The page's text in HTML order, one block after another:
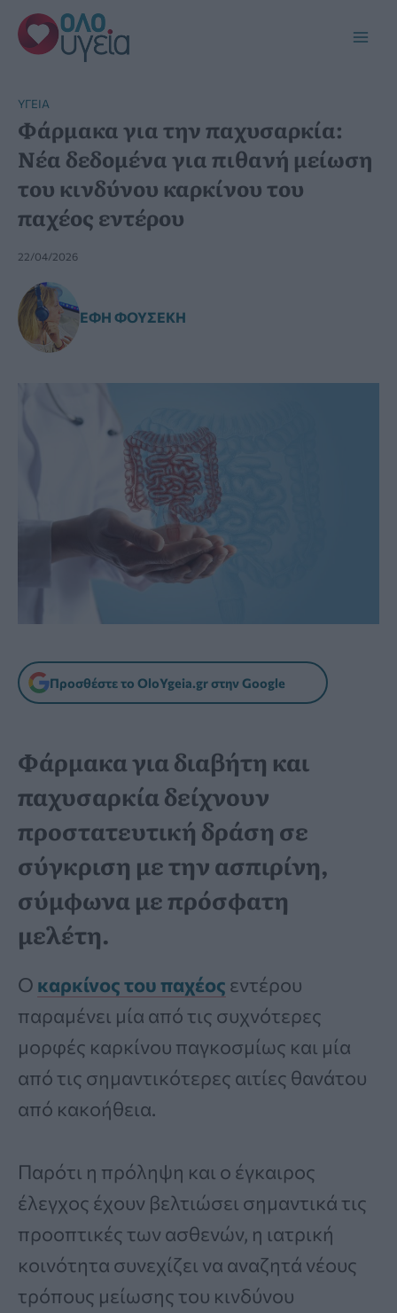
Μετάβαση
στο
περιεχόμενο
YΓΕΊΑ
Φάρμακα για την παχυσαρκία:
Νέα δεδομένα για πιθανή μείωση
του κινδύνου καρκίνου του
παχέος εντέρου
22/04/2026
ΈΦΗ ΦΟΥΣΈΚΗ
Προσθέστε το OloYgeia.gr στην Google
Φάρμακα για διαβήτη και
παχυσαρκία δείχνουν
προστατευτική δράση σε
σύγκριση με την ασπιρίνη,
σύμφωνα με πρόσφατη
μελέτη.
Ο καρκίνος του παχέος εντέρου
παραμένει μία από τις συχνότερες
μορφές καρκίνου παγκοσμίως και μία
από τις σημαντικότερες αιτίες θανάτου
από κακοήθεια.
Παρότι η πρόληψη και ο έγκαιρος
έλεγχος έχουν βελτιώσει σημαντικά τις
προοπτικές των ασθενών, η ιατρική
κοινότητα συνεχίζει να αναζητά νέους
τρόπους μείωσης του κινδύνου